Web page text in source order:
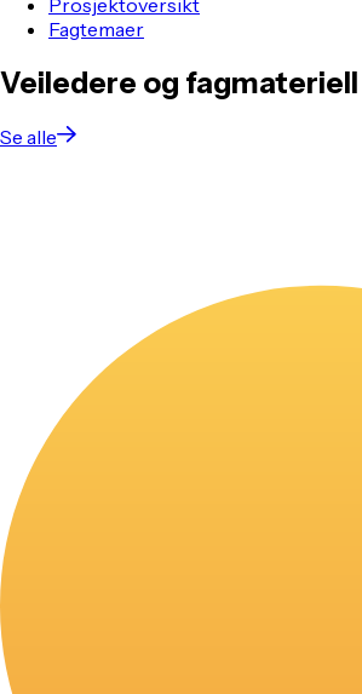
Fagtemaer
Veiledere og fagmateriell
Se alle